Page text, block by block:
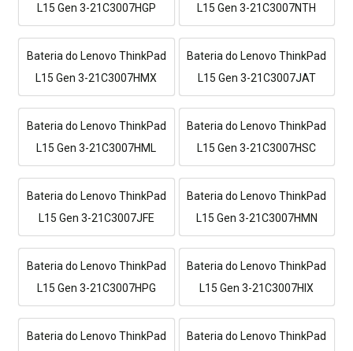
L15 Gen 3-21C3007HGP
L15 Gen 3-21C3007NTH
Bateria do Lenovo ThinkPad
L15 Gen 3-21C3007HMX
Bateria do Lenovo ThinkPad
L15 Gen 3-21C3007JAT
Bateria do Lenovo ThinkPad
L15 Gen 3-21C3007HML
Bateria do Lenovo ThinkPad
L15 Gen 3-21C3007HSC
Bateria do Lenovo ThinkPad
L15 Gen 3-21C3007JFE
Bateria do Lenovo ThinkPad
L15 Gen 3-21C3007HMN
Bateria do Lenovo ThinkPad
L15 Gen 3-21C3007HPG
Bateria do Lenovo ThinkPad
L15 Gen 3-21C3007HIX
Bateria do Lenovo ThinkPad
Bateria do Lenovo ThinkPad